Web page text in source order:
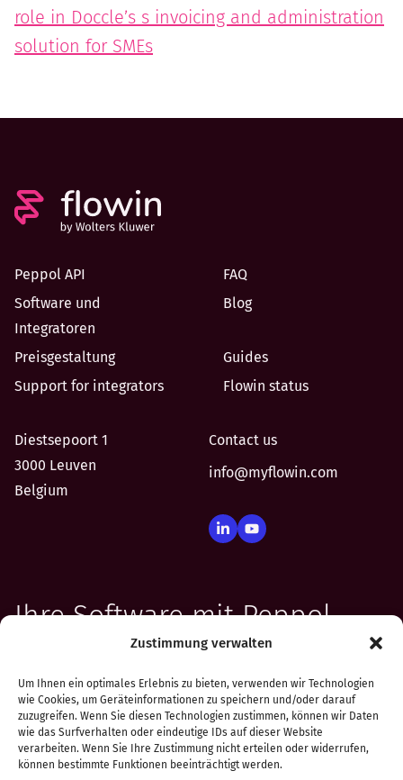
Zustimmung verwalten
Um Ihnen ein optimales Erlebnis zu bieten, verwenden wir Technologien
wie Cookies, um Geräteinformationen zu speichern und/oder darauf
zuzugreifen. Wenn Sie diesen Technologien zustimmen, können wir Daten
wie das Surfverhalten oder eindeutige IDs auf dieser Website
verarbeiten. Wenn Sie Ihre Zustimmung nicht erteilen oder widerrufen,
können bestimmte Funktionen beeinträchtigt werden.
role in Doccle’s s invoicing and administration
solution for SMEs
Peppol API
FAQ
Software und
Integratoren
Blog
Preisgestaltung
Guides
Support for integrators
Flowin status
Diestsepoort 1
3000 Leuven
Belgium
Contact us
info@myflowin.com
Ihre Software mit Peppol
verbinden. In Tagen, nicht in
Monaten.